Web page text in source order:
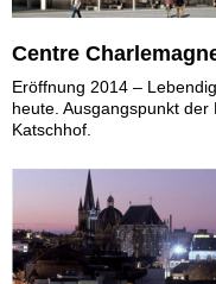
Centre
Eröffnung 2014 –
heute. Ausgangspunkt
Katschhof.